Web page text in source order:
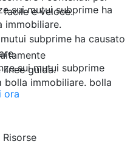
sui mutui subprime ha
immobiliare.
subprime ha causato
sui mutui subprime
bolla immobiliare. bolla
e veloce.
guida.
ora
Risorse